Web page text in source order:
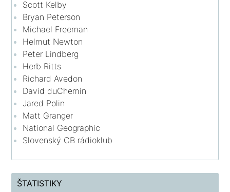
Scott Kelby
Bryan Peterson
Michael Freeman
Helmut Newton
Peter Lindberg
Herb Ritts
Richard Avedon
David duChemin
Jared Polin
Matt Granger
National Geographic
Slovenský CB rádioklub
ŠTATISTIKY